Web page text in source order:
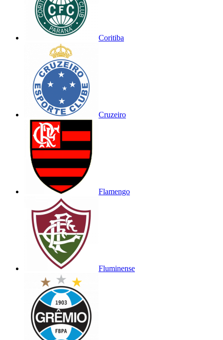
Coritiba
Cruzeiro
Flamengo
Fluminense